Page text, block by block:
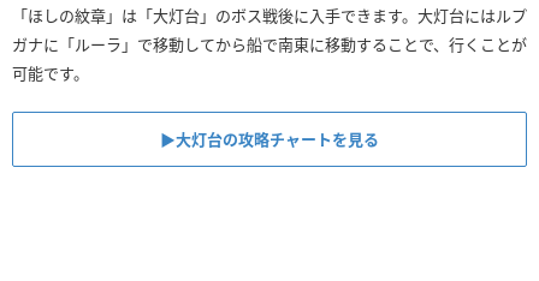
「ほしの紋章」は「大灯台」のボス戦後に入手できます。大灯台にはルプ
ガナに「ルーラ」で移動してから船で南東に移動することで、行くことが
可能です。
▶︎大灯台の攻略チャートを見る